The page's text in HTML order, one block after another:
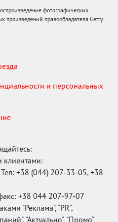
фотографических
произведений правообладателя Getty
и персональных
клиентами:
Тел: +38 (044) 207-33-05, +38
+38 044 207-97-07
"Реклама", "PR",
"Актуально", "Промо",